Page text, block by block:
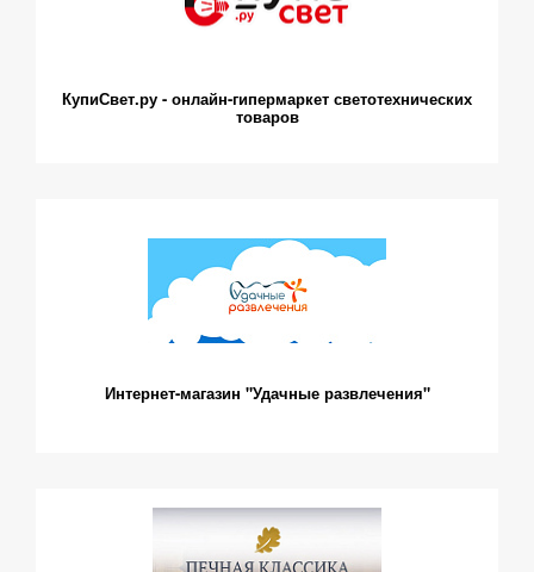
КупиСвет.ру - онлайн-гипермаркет светотехнических
товаров
Интернет-магазин "Удачные развлечения"